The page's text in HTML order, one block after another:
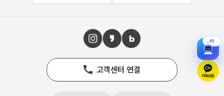
고객센터 연결
AI